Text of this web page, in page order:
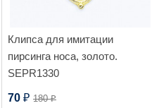
Клипса для имитации
пирсинга носа, золото.
SEPR1330
70 ₽ 180₽